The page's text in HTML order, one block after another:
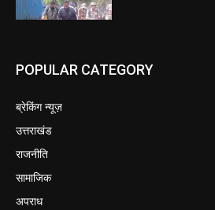
POPULAR CATEGORY
ब्रेकिंग न्यूज़
उत्तराखंड
राजनीति
सामाजिक
अपराध